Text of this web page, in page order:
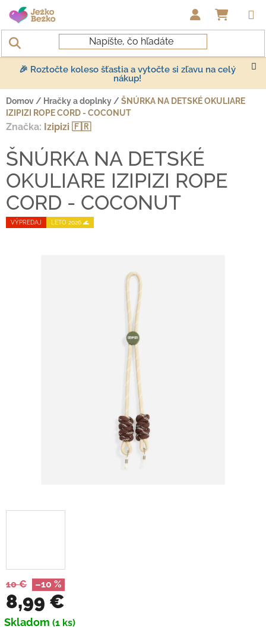
Prejsť na obsah
🎉 Roztočte koleso šťastia a vytočte si zľavu na celý
nákup!
Domov / Hračky a doplnky / ŠNÚRKA NA DETSKÉ OKULIARE
IZIPIZI ROPE CORD - COCONUT
10 € –10 %
8,99 €
Jednotková cena:
Skladom (1 ks)
VÝPREDAJ LETO 2026 🌊
ŠNÚRKA NA DETSKÉ
OKULIARE IZIPIZI ROPE
CORD - COCONUT
Značka: Izipizi 🇫🇷